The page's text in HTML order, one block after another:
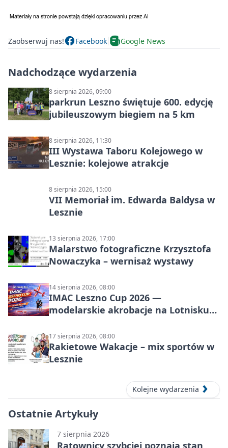
Zaobserwuj nas! Facebook Google News
Nadchodzące wydarzenia
8 sierpnia 2026, 09:00
parkrun Leszno świętuje 600. edycję
jubileuszowym biegiem na 5 km
8 sierpnia 2026, 11:30
III Wystawa Taboru Kolejowego w
Lesznie: kolejowe atrakcje
8 sierpnia 2026, 15:00
VII Memoriał im. Edwarda Baldysa w
Lesznie
13 sierpnia 2026, 17:00
Malarstwo fotograficzne Krzysztofa
Nowaczyka – wernisaż wystawy
14 sierpnia 2026, 08:00
IMAC Leszno Cup 2026 —
modelarskie akrobacje na Lotnisku
17 sierpnia 2026, 08:00
Rakietowe Wakacje – mix sportów w
Lesznie
Kolejne wydarzenia
Ostatnie Artykuły
7 sierpnia 2026
Ratownicy szybciej poznają stan